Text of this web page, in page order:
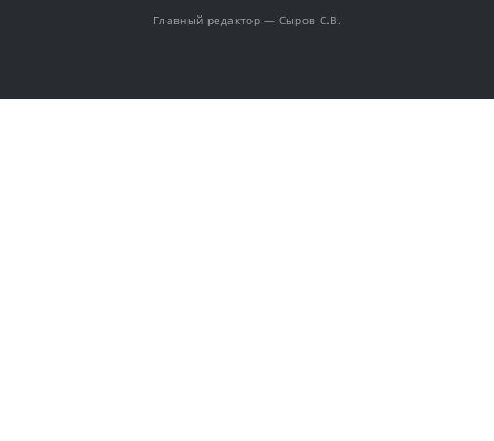
Главный редактор — Сыров С.В.